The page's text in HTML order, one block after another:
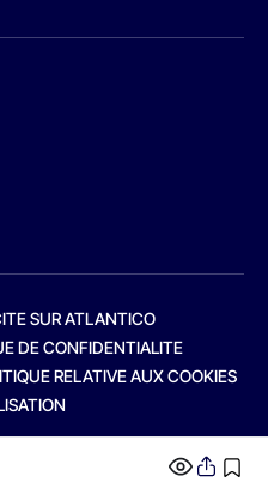
SUR ATLANTICO
DE CONFIDENTIALITE
RELATIVE AUX COOKIES